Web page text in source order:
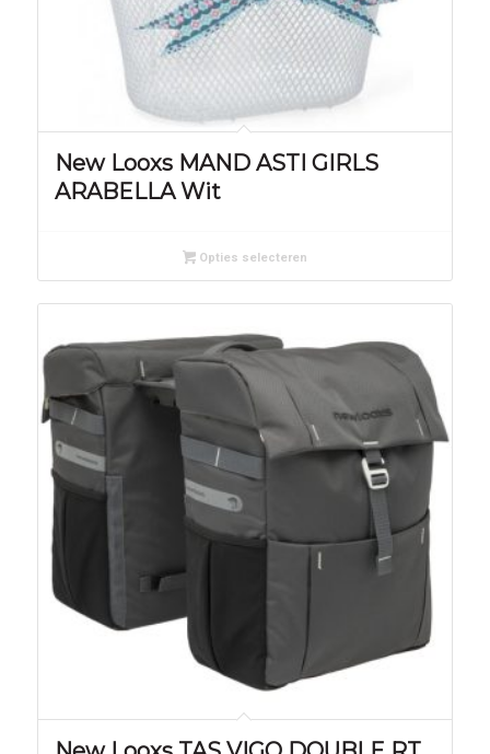
New Looxs MAND ASTI GIRLS
ARABELLA Wit
Opties selecteren